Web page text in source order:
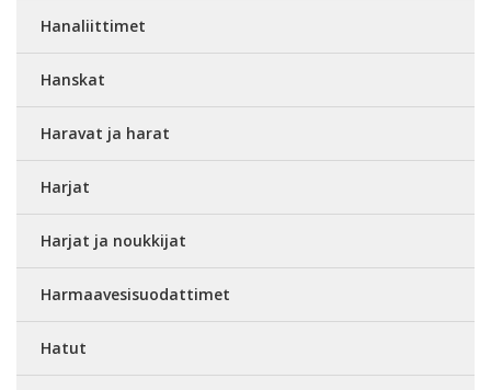
Hanaliittimet
Hanskat
Haravat ja harat
Harjat
Harjat ja noukkijat
Harmaavesisuodattimet
Hatut